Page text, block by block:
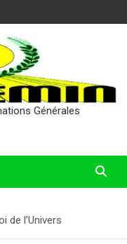
Générales
de l’Univers